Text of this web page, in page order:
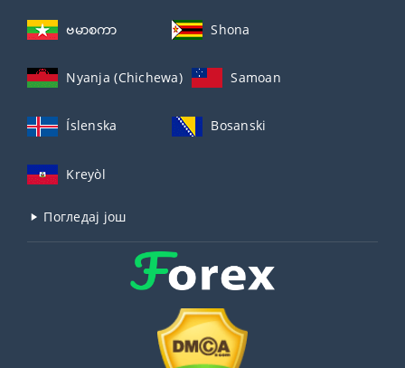
ဗမာစကာ Shona
Nyanja (Chichewa) Samoan
Íslenska Bosanski
Kreyòl
Погледај још